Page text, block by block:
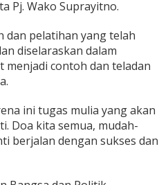
Pj. Wako Suprayitno.
dan pelatihan yang telah
diselaraskan dalam
menjadi contoh dan teladan
ini tugas mulia yang akan
Doa kita semua, mudah-
berjalan dengan sukses dan